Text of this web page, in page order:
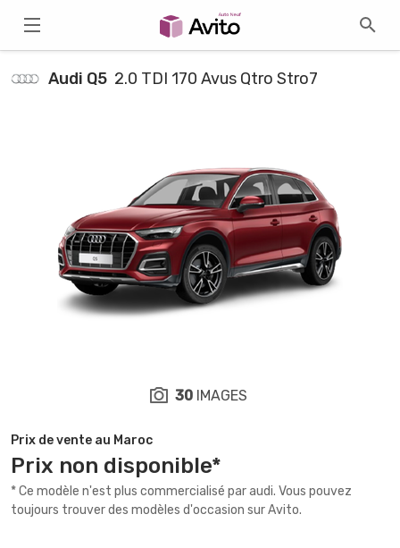
Audi Q5 2.0 TDI 170 Avus Qtro Stro7
Prix de vente au Maroc
Prix non disponible*
* Ce modèle n'est plus commercialisé par audi. Vous pouvez
toujours trouver des modèles d'occasion sur Avito.
30 IMAGES